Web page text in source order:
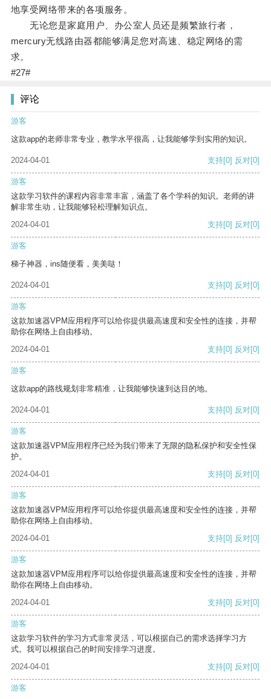
地享受网络带来的各项服务。
无论您是家庭用户、办公室人员还是频繁旅行者，
mercury无线路由器都能够满足您对高速、稳定网络的需
求。
#27#
评论
游客
这款app的老师非常专业，教学水平很高，让我能够学到实用的知识。
2024-04-01 支持[0] 反对[0]
游客
这款学习软件的课程内容非常丰富，涵盖了各个学科的知识。老师的讲
解非常生动，让我能够轻松理解知识点。
2024-04-01
支持[0] 反对[0]
游客
梯子神器，ins随便看，美美哒！
2024-04-01 支持[0] 反对[0]
游客
这款加速器VPM应用程序可以给你提供最高速度和安全性的连接，并帮
助你在网络上自由移动。
2024-04-01
支持[0] 反对[0]
游客
这款app的路线规划非常精准，让我能够快速到达目的地。
2024-04-01 支持[0] 反对[0]
游客
这款加速器VPM应用程序已经为我们带来了无限的隐私保护和安全性保
护。
2024-04-01
支持[0] 反对[0]
游客
这款加速器VPM应用程序可以给你提供最高速度和安全性的连接，并帮
助你在网络上自由移动。
2024-04-01
支持[0] 反对[0]
游客
这款加速器VPM应用程序可以给你提供最高速度和安全性的连接，并帮
助你在网络上自由移动。
2024-04-01
支持[0] 反对[0]
游客
这款学习软件的学习方式非常灵活，可以根据自己的需求选择学习方
式。我可以根据自己的时间安排学习进度。
2024-04-01
支持[0] 反对[0]
游客